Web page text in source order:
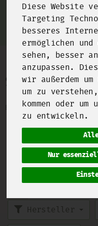
Diese Website
Targeting
besseres
ermöglichen
sehen, besser
anzupassen.
wir außerdem
um zu
kommen oder
zu entwickeln.
Nur
Südfrüchte
Bezeichnung Preis
Banane und
in unseren
Co. schaffen es
Urlaube am
erinnern...
Hersteller